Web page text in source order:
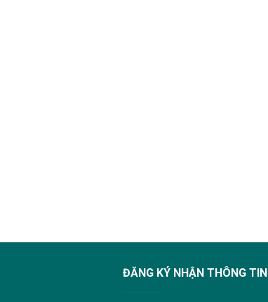
ĐĂNG KÝ NHẬN THÔNG TIN